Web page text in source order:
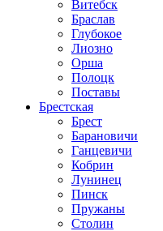
Витебск
Браслав
Глубокое
Лиозно
Орша
Полоцк
Поставы
Брестская
Брест
Барановичи
Ганцевичи
Кобрин
Лунинец
Пинск
Пружаны
Столин